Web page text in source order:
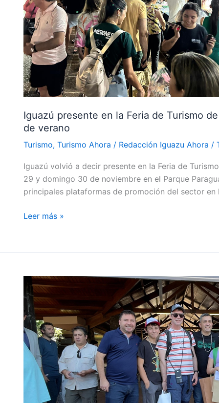
Iguazú presente en la Feria de Turismo
de verano
Turismo, Turismo Ahora / Redacción Iguazu Ahora /
Iguazú volvió a decir presente en la Feria de
29 y domingo 30 de noviembre en el Parque
principales plataformas de promoción del sector
de
Turismo
de
Misiones
2025:
una
vidriera
para
temporada
de
verano
Leer más »
Iguazú
confirma
su
liderazgo
como
destino
turístico